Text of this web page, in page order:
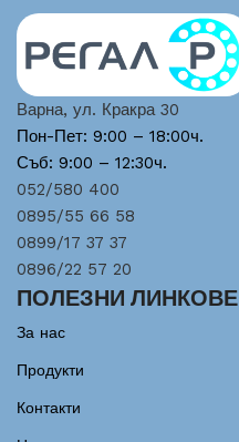
Варна, ул. Кракра 30
Пон-Пет: 9:00 – 18:00ч.
Съб: 9:00 – 12:30ч.
052/580 400
0895/55 66 58
0899/17 37 37
0896/22 57 20
ПОЛЕЗНИ ЛИНКОВЕ
За нас
Продукти
Контакти